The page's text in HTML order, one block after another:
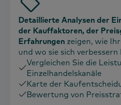
Detaillierte Analysen der
der Kauffaktoren, der
Erfahrungen zeigen, wie
und wo sie sich verbessern
Vergleichen Sie die
Einzelhandelskanäle
Karte der
Bewertung von